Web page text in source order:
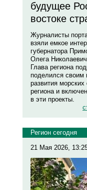
будущее
востоке
Журналисты
взяли емкое
губернатора
Олега
Глава региона
поделился своим
развития морских
региона и
в эти проекты.
Регион сегодня
21 Мая 2026,